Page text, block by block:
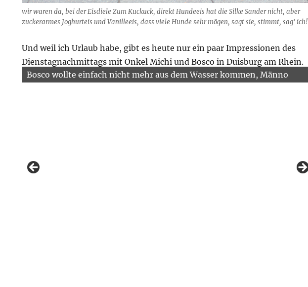
wir waren da, bei der Eisdiele Zum Kuckuck, direkt Hundeeis hat die Silke Sander nicht, aber
zuckerarmes Joghurteis und Vanilleeis, dass viele Hunde sehr mögen, sagt sie, stimmt, sag‘ ich!
Und weil ich Urlaub habe, gibt es heute nur ein paar Impressionen des
Dienstagnachmittags mit Onkel Michi und Bosco in Duisburg am Rhein.
Bosco wollte einfach nicht mehr aus dem Wasser kommen, Männo